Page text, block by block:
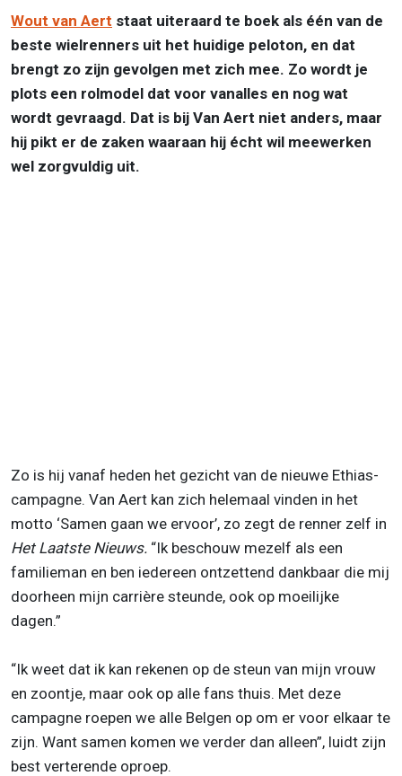
Wout van Aert staat uiteraard te boek als één van de
beste wielrenners uit het huidige peloton, en dat
brengt zo zijn gevolgen met zich mee. Zo wordt je
plots een rolmodel dat voor vanalles en nog wat
wordt gevraagd. Dat is bij Van Aert niet anders, maar
hij pikt er de zaken waaraan hij écht wil meewerken
wel zorgvuldig uit.
Zo is hij vanaf heden het gezicht van de nieuwe Ethias-
campagne. Van Aert kan zich helemaal vinden in het
motto ‘Samen gaan we ervoor’, zo zegt de renner zelf in
Het Laatste Nieuws. “Ik beschouw mezelf als een
familieman en ben iedereen ontzettend dankbaar die mij
doorheen mijn carrière steunde, ook op moeilijke
dagen.”
“Ik weet dat ik kan rekenen op de steun van mijn vrouw
en zoontje, maar ook op alle fans thuis. Met deze
campagne roepen we alle Belgen op om er voor elkaar te
zijn. Want samen komen we verder dan alleen”, luidt zijn
best verterende oproep.